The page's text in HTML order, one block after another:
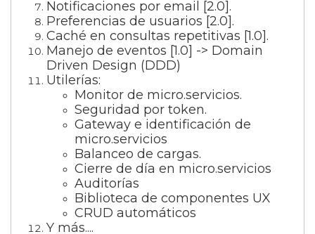
Notificaciones por email [2.0].
Preferencias de usuarios [2.0].
Caché en consultas repetitivas [1.0].
Manejo de eventos [1.0] -> Domain
Driven Design (DDD)
Utilerías:
Monitor de micro.servicios.
Seguridad por token.
Gateway e identificación de
micro.servicios
Balanceo de cargas.
Cierre de día en micro.servicios
Auditorías
Biblioteca de componentes UX
CRUD automáticos
Y más....